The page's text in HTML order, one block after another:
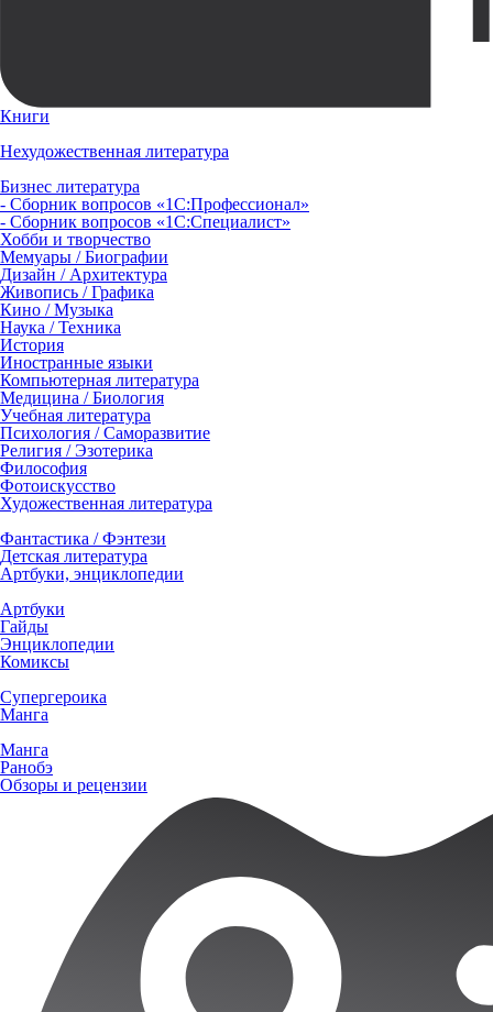
Книги
Нехудожественная литература
Бизнес литература
- Сборник вопросов «1С:Профессионал»
- Сборник вопросов «1С:Специалист»
Хобби и творчество
Мемуары / Биографии
Дизайн / Архитектура
Живопись / Графика
Кино / Музыка
Наука / Техника
История
Иностранные языки
Компьютерная литература
Медицина / Биология
Учебная литература
Психология / Саморазвитие
Религия / Эзотерика
Философия
Фотоискусство
Художественная литература
Фантастика / Фэнтези
Детская литература
Артбуки, энциклопедии
Артбуки
Гайды
Энциклопедии
Комиксы
Супергероика
Манга
Манга
Ранобэ
Обзоры и рецензии